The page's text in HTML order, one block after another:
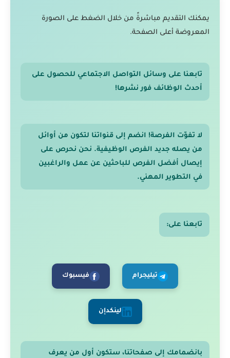
يمكنك التقديم مباشرةً من خلال الضغط على الصورة
المعروضة أعلى الصفحة.
تابعنا على وسائل التواصل الاجتماعي للحصول على
أحدث الوظائف فور نشرها!
لا تفوّت الفرصة! انضم إلى قنواتنا لتكون من أوائل
من يصله جديد الفرص الوظيفية. نحن نحرص على
إيصال أفضل الفرص للباحثين عن عمل والراغبين
في التطوير المهني.
تابعنا على:
تيليجرام فيسبوك
لينكدإن
بانضمامك إلى صفحاتنا، ستكون أول من يعرف